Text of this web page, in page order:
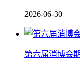
2026-06-30
第六届消博会